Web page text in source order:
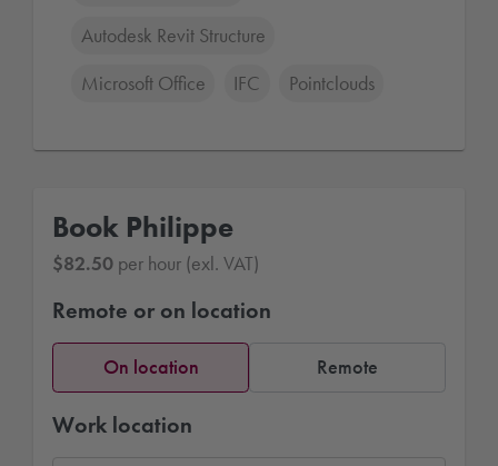
Autodesk Revit Structure
Microsoft Office IFC Pointclouds
Book Philippe
$82.50 per hour (exl. VAT)
Remote or on location
On location Remote
Work location